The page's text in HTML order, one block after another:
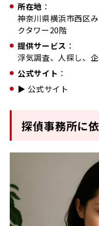
所在地 ：
神奈川県横浜市西区
クタワー20階
提供サービス ：
浮気調査、人探し、
公式サイト ：
▶ 公式サイト
探偵事務所に